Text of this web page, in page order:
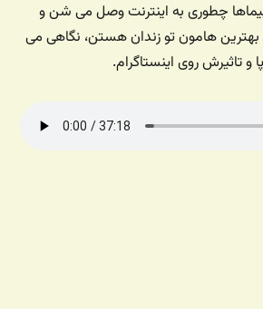
چطوری به اینترنت وصل می شن و
در حالی که بهترین هامون تو زندان هستن، نگاهی می
و تاثیرش روی اینستاگرام.